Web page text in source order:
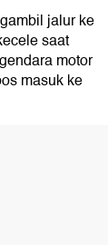
jalur ke
saat
motor
masuk ke